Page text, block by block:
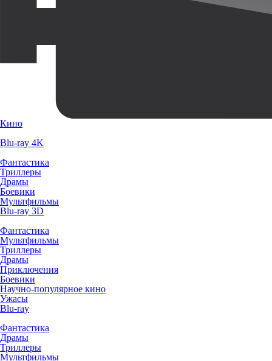
Кино
Blu-ray 4K
Фантастика
Триллеры
Драмы
Боевики
Мультфильмы
Blu-ray 3D
Фантастика
Мультфильмы
Триллеры
Драмы
Приключения
Боевики
Научно-популярное кино
Ужасы
Blu-ray
Фантастика
Драмы
Триллеры
Мультфильмы